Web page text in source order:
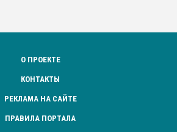
О ПРОЕКТЕ
КОНТАКТЫ
РЕКЛАМА НА САЙТЕ
ПРАВИЛА ПОРТАЛА